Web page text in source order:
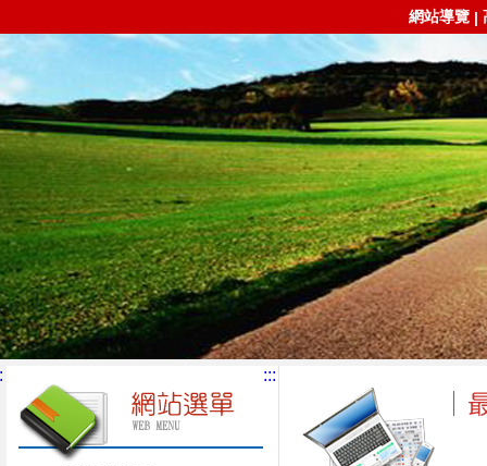
網站導覽|
:::